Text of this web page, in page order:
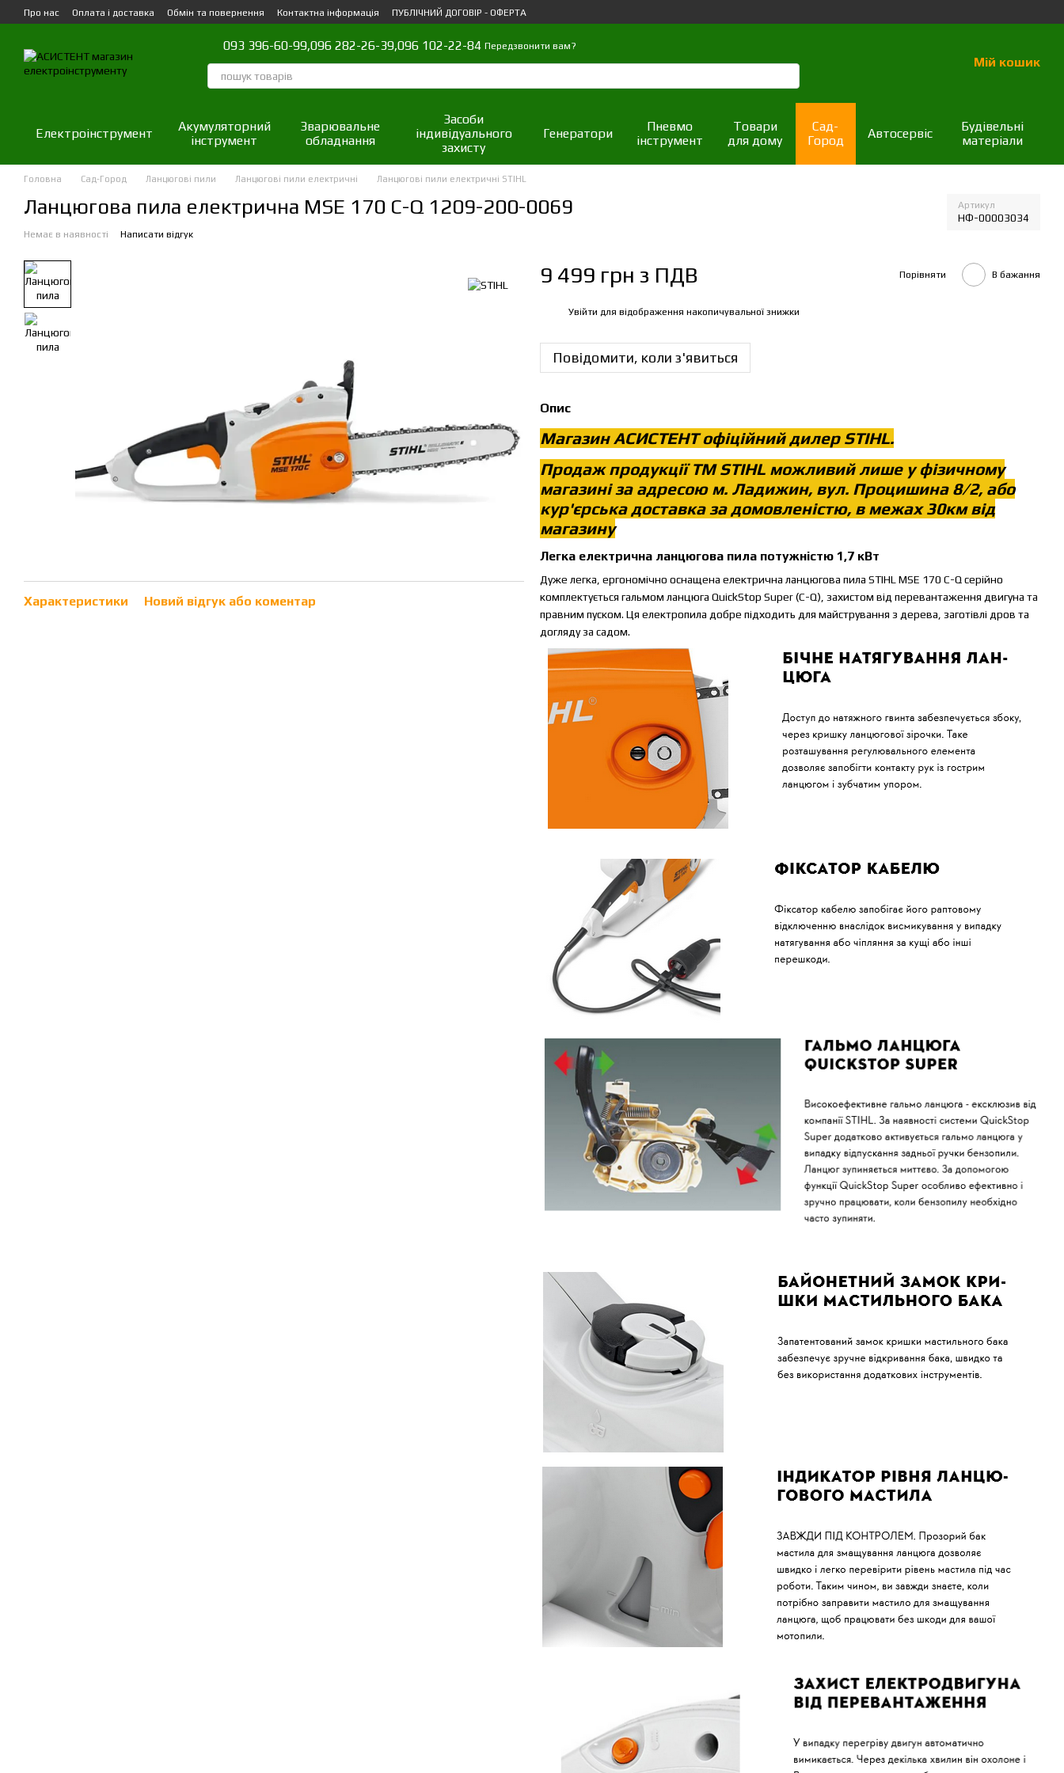
Перейти до основного контенту
Про нас Оплата і доставка Обмін та повернення Контактна інформація ПУБЛІЧНИЙ ДОГОВІР - ОФЕРТА
093 396-60-99,096 282-26-39,096 102-22-84 Передзвонити вам?
Мій кошик
Електроінструмент
Акумуляторний
інструмент
Зварювальне
обладнання
Засоби
індивідуального
захисту
Генератори
Пневмо
інструмент
Товари
для дому
Сад-
Город
Автосервіс
Будівельні
матеріали
Головна Сад-Город Ланцюгові пили Ланцюгові пили електричні Ланцюгові пили електричні STIHL
Ланцюгова пила електрична MSE 170 C-Q 1209-200-0069 Артикул
НФ-00003034
Немає в наявності Написати відгук
Характеристики Новий відгук або коментар
9 499 грн з ПДВ Порівняти В бажання
Увійти для відображення накопичувальної знижки
Повідомити, коли з'явиться
Опис
Магазин АСИСТЕНТ офіційний дилер STIHL.
Продаж продукції ТМ STIHL можливий лише у фізичному
магазині за адресою м. Ладижин, вул. Процишина 8/2, або
кур'єрська доставка за домовленістю, в межах 30км від
магазину
Легка електрична ланцюгова пила потужністю 1,7 кВт
Дуже легка, ергономічно оснащена електрична ланцюгова пила STIHL MSE 170 C-Q серійно
комплектується гальмом ланцюга QuickStop Super (C-Q), захистом від перевантаження двигуна та
правним пуском. Ця електропила добре підходить для майстрування з дерева, заготівлі дров та
догляду за садом.